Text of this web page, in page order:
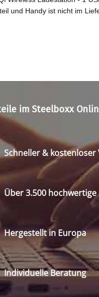
und Handy ist nicht im
im Steelboxx
Schneller & kostenloser
Über 3.500
Hergestellt in Europa
Individuelle Beratung